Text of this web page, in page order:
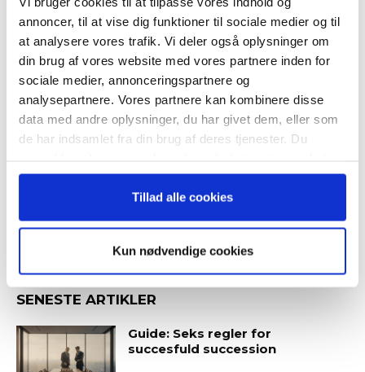
annoncer, til at vise dig funktioner til sociale medier og til
at analysere vores trafik. Vi deler også oplysninger om
din brug af vores website med vores partnere inden for
sociale medier, annonceringspartnere og
analysepartnere. Vores partnere kan kombinere disse
data med andre oplysninger, du har givet dem, eller som
de har indsamlet fra din brug af deres tjenester. Du
anvende vores hjemmeside.
Tillad alle cookies
Kun nødvendige cookies
Guide: Genopfind den
meningsfulde virksomhed
Guide: Fem tegn på, at
topchefen er på vildspor
SENESTE ARTIKLER
Guide: Seks regler for
succesfuld succession
– og modtag Ole Borchs bog
“Succes i en dansk bestyrelse”
Bestyrelsesguidens ugentlige nyhedsbrev samt
Tilmeld